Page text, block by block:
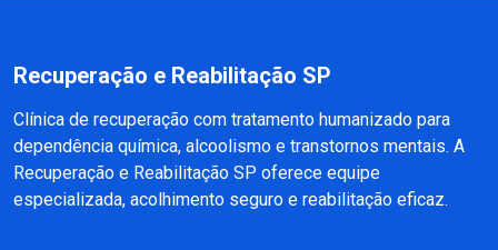
Recuperação e Reabilitação SP
Clínica de recuperação com tratamento humanizado para
dependência química, alcoolismo e transtornos mentais. A
Recuperação e Reabilitação SP oferece equipe
especializada, acolhimento seguro e reabilitação eficaz.